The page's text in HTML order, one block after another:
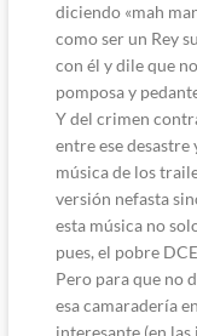
diciendo «mah
como ser un Rey
con él y dile que
pomposa y
Y del crimen
entre ese
música de los
versión nefasta
esta música no
pues, el pobre
Pero para que no
esa camaradería